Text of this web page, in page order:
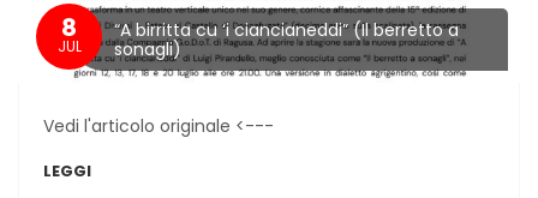
8
JUL
“A birritta cu ‘i ciancianeddi” (Il berretto a
sonagli)
Vedi l'articolo originale <---
LEGGI